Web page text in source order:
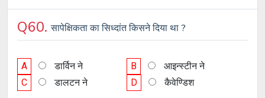
Q60.सापेक्षिकता का सिध्दांत किसने दिया था ?
A डार्विन ने B
आइन्स्टीन ने
C
डालटन ने D कैवेण्डिश